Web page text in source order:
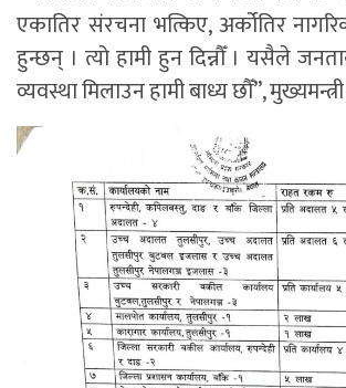
एकातिर संरचना भत्किए, अर्कोतिर
हुन्छन् । त्यो हामी हुन दिन्नौँ । यसैले
व्यवस्था मिलाउन हामी बाध्य छौँ”,